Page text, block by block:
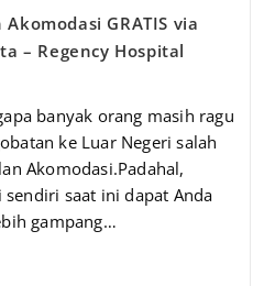
GRATIS via
– Regency Hospital
banyak orang masih ragu
ke Luar Negeri salah
Akomodasi.Padahal,
saat ini dapat Anda
gampang…